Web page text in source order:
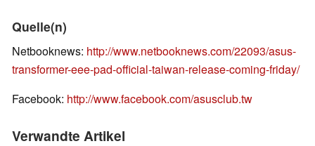
Quelle(n)
Netbooknews: http://www.netbooknews.com/22093/asus-
transformer-eee-pad-official-taiwan-release-coming-friday/
Facebook: http://www.facebook.com/asusclub.tw
Verwandte Artikel